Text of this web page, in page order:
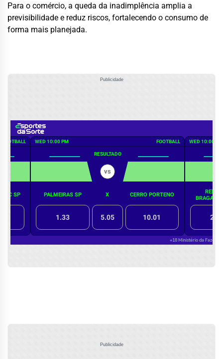
Para o comércio, a queda da inadimplência amplia a
previsibilidade e reduz riscos, fortalecendo o consumo de
forma mais planejada.
Publicidade
Publicidade